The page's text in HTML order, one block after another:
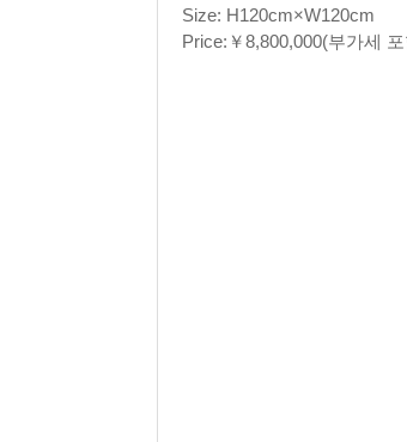
Size: H120cm×W120cm
Price:￥8,800,000(부가세